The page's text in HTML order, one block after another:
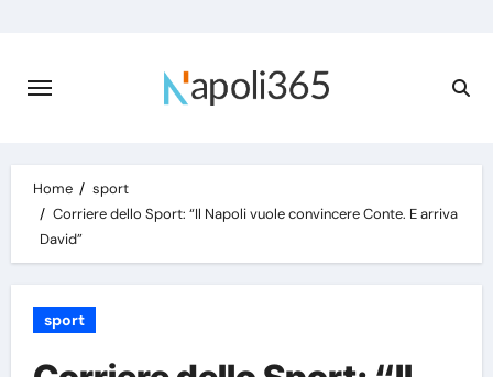
content
Home
sport
Corriere dello Sport: “Il Napoli vuole convincere Conte. E arriva
David”
sport